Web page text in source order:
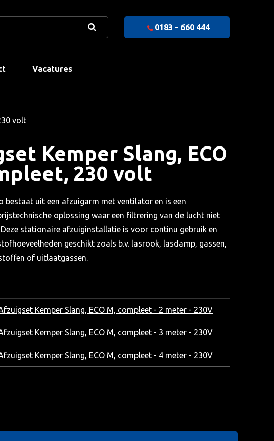
0183 - 660 444
Vacatures
volt
Kemper Slang, ECO
230 volt
bestaat uit een afzuigarm met ventilator en is een
oplossing waar een filtrering van de lucht niet
stationaire afzuiginstallatie is voor continu gebruik en
geschikt zoals b.v. lasrook, lasdamp, gassen,
of uitlaatgassen.
kap
Kemper Slang, ECO M, compleet - 2 meter - 230V
Kemper Slang, ECO M, compleet - 3 meter - 230V
Kemper Slang, ECO M, compleet - 4 meter - 230V